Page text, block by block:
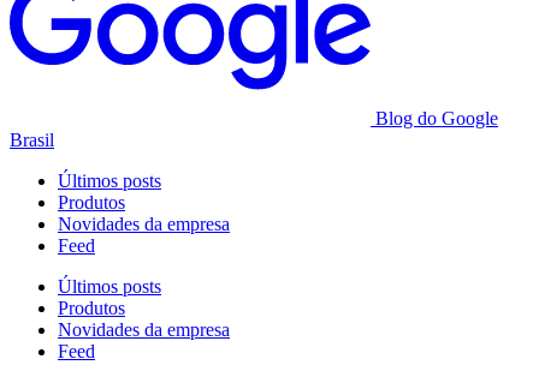
Blog do Google
Brasil
Últimos posts
Produtos
Novidades da empresa
Feed
Últimos posts
Produtos
Novidades da empresa
Feed